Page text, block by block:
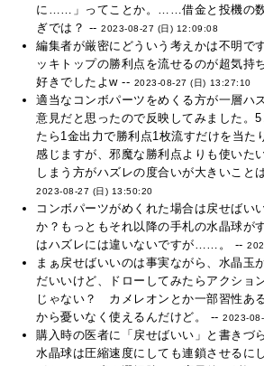
に……」ってことか。……借金と投機の
ぎでは？ --2023-08-27 (日) 12:09:08
編集者が厳密にどういう考えかは不明で
ッキトップの勝利点を流せるのが超気持
好きでしたよw -- 2023-08-27 (日) 13:27:10
適当なコンボパーツをめくる方が一層ハ
意見だと思ったので反映してみました。
たら1金出力で勝利点1枚流すだけを当た
感じますが、邪魔な勝利点よりも使いた
しまう方がハズレの度合いが大きいこと
2023-08-27 (日) 13:50:20
コンボパーツがめくれた場合は戻せばい
か？もっともそれ以降の手札の水晶球が
はハズレには違いないですが……。 --
まぁ戻せばいいのは事実ながら、水晶玉
だいいけど、ドローしてみたらアクショ
じゃない？ カメレオンとか一部習性あ
から憂いなく使えるんだけど。 --2023-
購入時の医者に「戻せばいい」と書きづ
水晶球は圧縮速度にしても連鎖させるに